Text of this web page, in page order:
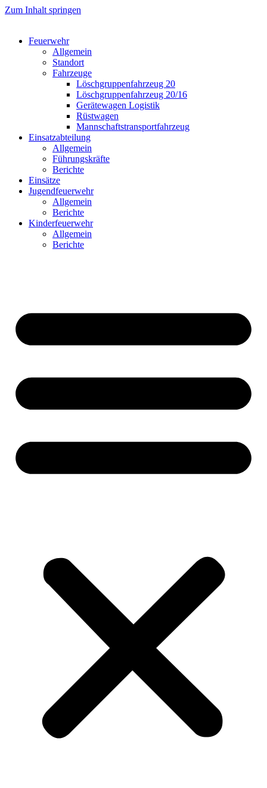
Zum Inhalt springen
Feuerwehr
Allgemein
Standort
Fahrzeuge
Löschgruppen­fahrzeug 20
Lösch­gruppen­fahrzeug 20/16
Geräte­wagen Logistik
Rüst­wagen
Mannschafts­transportfahrzeug
Einsatz­abteilung
Allgemein
Führungs­kräfte
Berichte
Einsätze
Jugend­feuerwehr
Allgemein
Berichte
Kinder­feuerwehr
Allgemein
Berichte